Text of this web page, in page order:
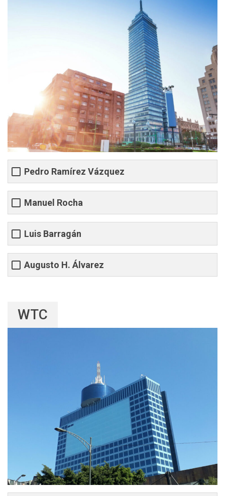
Pedro Ramírez Vázquez
Manuel Rocha
Luis Barragán
Augusto H. Álvarez
WTC